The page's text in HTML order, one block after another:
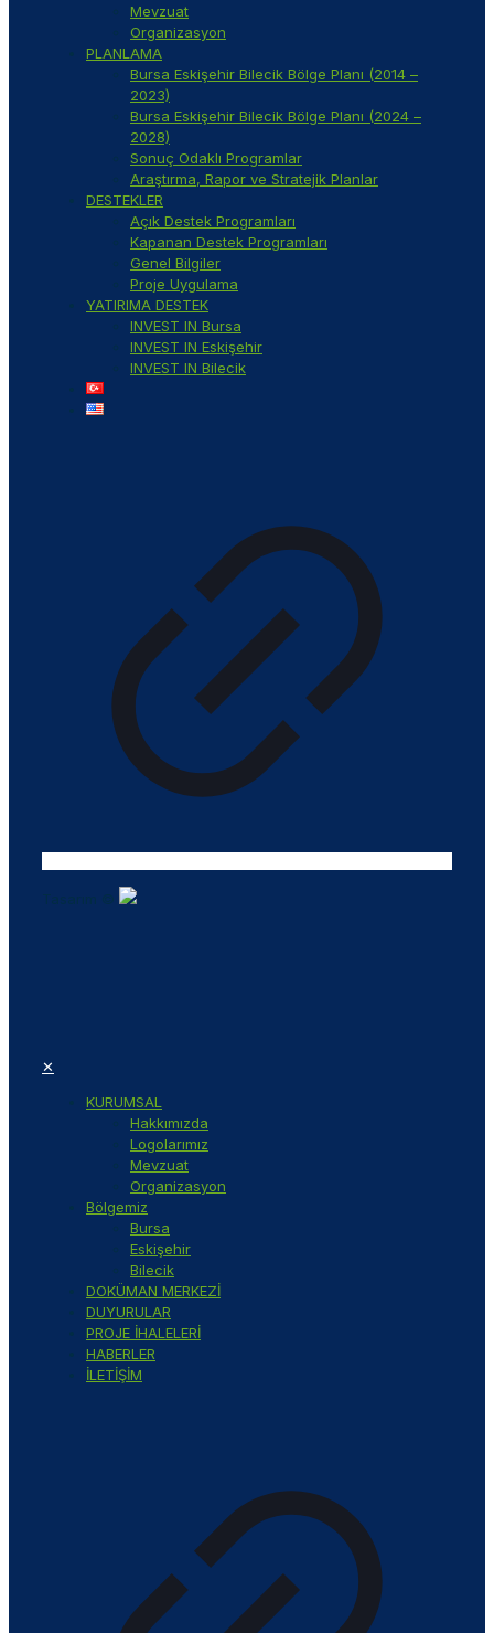
Mevzuat
Organizasyon
PLANLAMA
Bursa Eskişehir Bilecik Bölge Planı (2014 –
2023)
Bursa Eskişehir Bilecik Bölge Planı (2024 –
2028)
Sonuç Odaklı Programlar
Araştırma, Rapor ve Stratejik Planlar
DESTEKLER
Açık Destek Programları
Kapanan Destek Programları
Genel Bilgiler
Proje Uygulama
YATIRIMA DESTEK
INVEST IN Bursa
INVEST IN Eskişehir
INVEST IN Bilecik
✕
KURUMSAL
Hakkımızda
Logolarımız
Mevzuat
Organizasyon
Bölgemiz
Bursa
Eskişehir
Bilecik
DOKÜMAN MERKEZİ
DUYURULAR
PROJE İHALELERİ
HABERLER
İLETİŞİM